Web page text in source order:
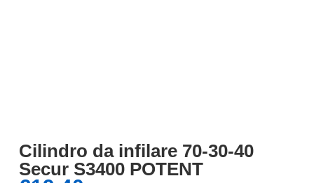
Cilindro da infilare 70-30-40
Secur S3400 POTENT